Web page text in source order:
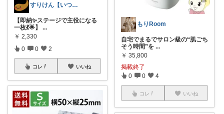
すりけん【いつもありがとう😊】
【即納✨ステージで主役になる
一枚💃🌟】 ...
￥ 2,330
0 0 2
コレ いいね
もりRoom
自宅でまるでサロン級の“肌ごち
そう時間”を ...
￥ 35,800
掲載終了
0 0 4
コレ いいね